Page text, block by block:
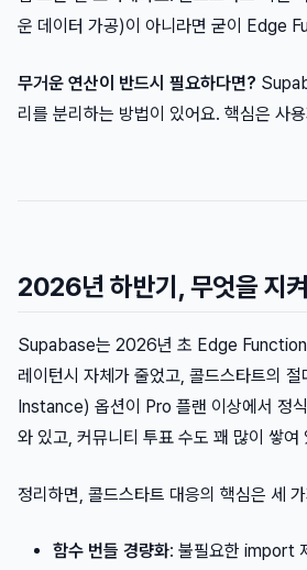
운 데이터 가공)이 아니라면 굳이 Edge
무거운 연산이 반드시 필요하다면?
리를 분리하는 방법이 있어요. 핵심은 사
2026년 하반기, 무엇을 지
Supabase는 2026년 초 Edge Function
레이턴시 자체가 줄었고, 콜드스타트의
Instance) 옵션이 Pro 플랜 이상에서 정
와 있고, 커뮤니티 투표 수도 꽤 많이 쌓여
정리하면, 콜드스타트 대응의 핵심은 세
함수 번들 경량화: 불필요한 import